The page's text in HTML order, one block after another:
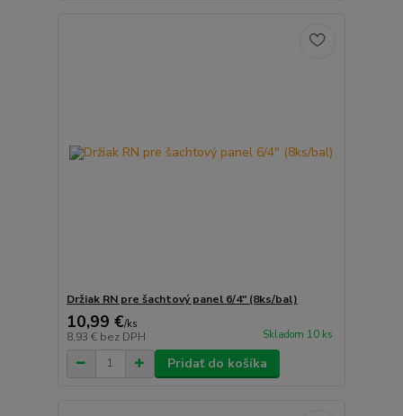
Držiak RN pre šachtový panel 6/4" (8ks/bal)
10,99 €/ks
8,93 € bez DPH Skladom 10 ks
Pridať do košíka